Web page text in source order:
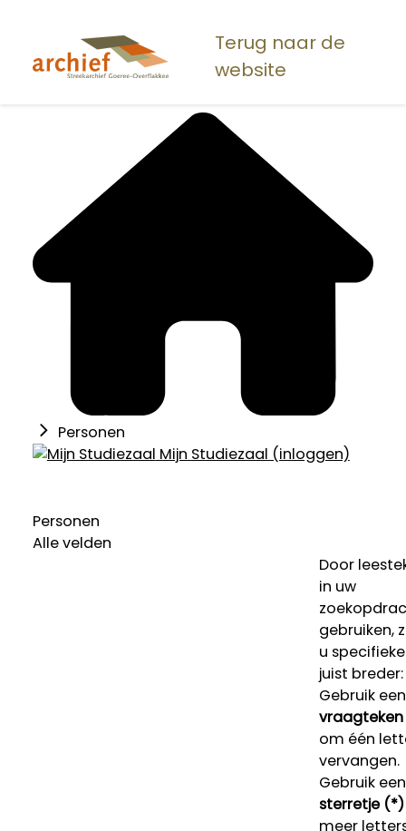
naar
Terug naar de
website
Personen
Mijn Studiezaal (inloggen)
Personen
Alle velden
Door
in uw
gebruiken,
u
juist breder:
Gebruik een
om één
vervangen.
Gebruik een
sterretje (*)
meer